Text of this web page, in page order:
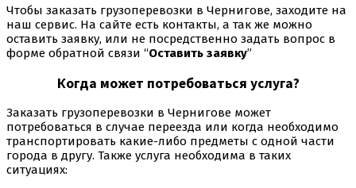
Чтобы заказать грузоперевозки в Чернигове, заходите на
наш сервис. На сайте есть контакты, а так же можно
оставить заявку, или не посредственно задать вопрос в
форме обратной связи “Оставить заявку”
Когда может потребоваться услуга?
Заказать грузоперевозки в Чернигове может
потребоваться в случае переезда или когда необходимо
транспортировать какие-либо предметы с одной части
города в другу. Также услуга необходима в таких
ситуациях: